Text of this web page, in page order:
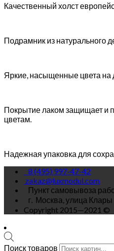
Качественный холст
Подрамник из натурального
Яркие, насыщенные цвета на
Покрытие лаком защищает и
цветам.
Надежная упаковка для
8 (495) 997-47-42
zakaz@luxmodul.com
Пункт самовывоза
г. Москва, улица
Copyright 2015—2021 ©
Поиск товаров